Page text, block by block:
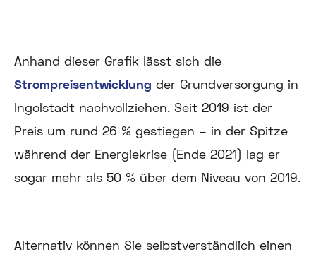
Anhand dieser Grafik lässt sich die
Strompreisentwicklung der Grundversorgung in
Ingolstadt nachvollziehen. Seit 2019 ist der
Preis um rund 26 % gestiegen – in der Spitze
während der Energiekrise (Ende 2021) lag er
sogar mehr als 50 % über dem Niveau von 2019.
Alternativ können Sie selbstverständlich einen